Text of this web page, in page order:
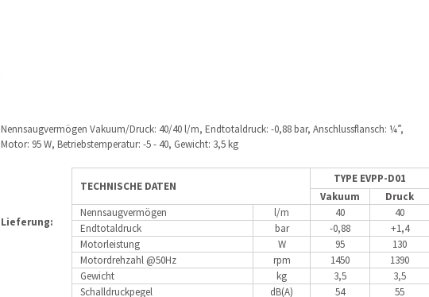
Nennsaugvermögen Vakuum/Druck: 40/40 l/m, Endtotaldruck: -0,88 bar, Anschlussflansch: ¼”,
Motor: 95 W, Betriebstemperatur: -5 - 40, Gewicht: 3,5 kg
TECHNISCHE DATEN
TYPE EVPP-D01
Vakuum
Druck
Nennsaugvermögen
l/m 40
40
Endtotaldruck
bar -0,88
+1,4
Motorleistung
W 95
130
Motordrehzahl @50Hz
rpm 1450
1390
Gewicht
kg 3,5
3,5
Schalldruckpegel
dB(A) 54
55
Lieferung: